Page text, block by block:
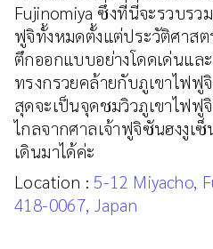
Fujinomiya ซึ่งที่นี่จะรวบรว
ฟูจิทั้งหมดตั้งแต่ประวัติศาสต
ตึกออกแบบอย่างโดดเด่นแล
ทรงกรวยคล้ายกับภูเขาไฟ
สุดจะเป็นจุดชมวิวภูเขาไฟ
ไกลจากศาลเจ้าฟูจิซันฮงงูเซ็
เดินมาได้ค่ะ
Location : 5-12 Miyacho,
418-0067, Japan